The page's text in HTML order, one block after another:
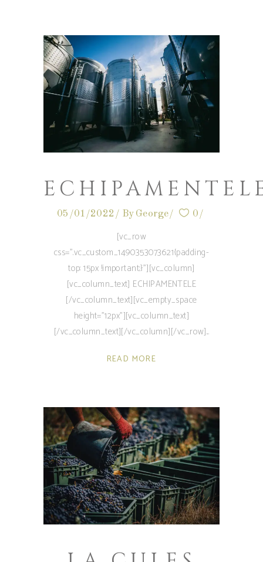
05/01/2022 By George 0
[vc_row
css=".vc_custom_1490353073621{padding-
top: 15px !important;}"][vc_column]
[vc_column_text] ECHIPAMENTELE
[/vc_column_text][vc_empty_space
height="12px"][vc_column_text]
[/vc_column_text][/vc_column][/vc_row]
READ MORE